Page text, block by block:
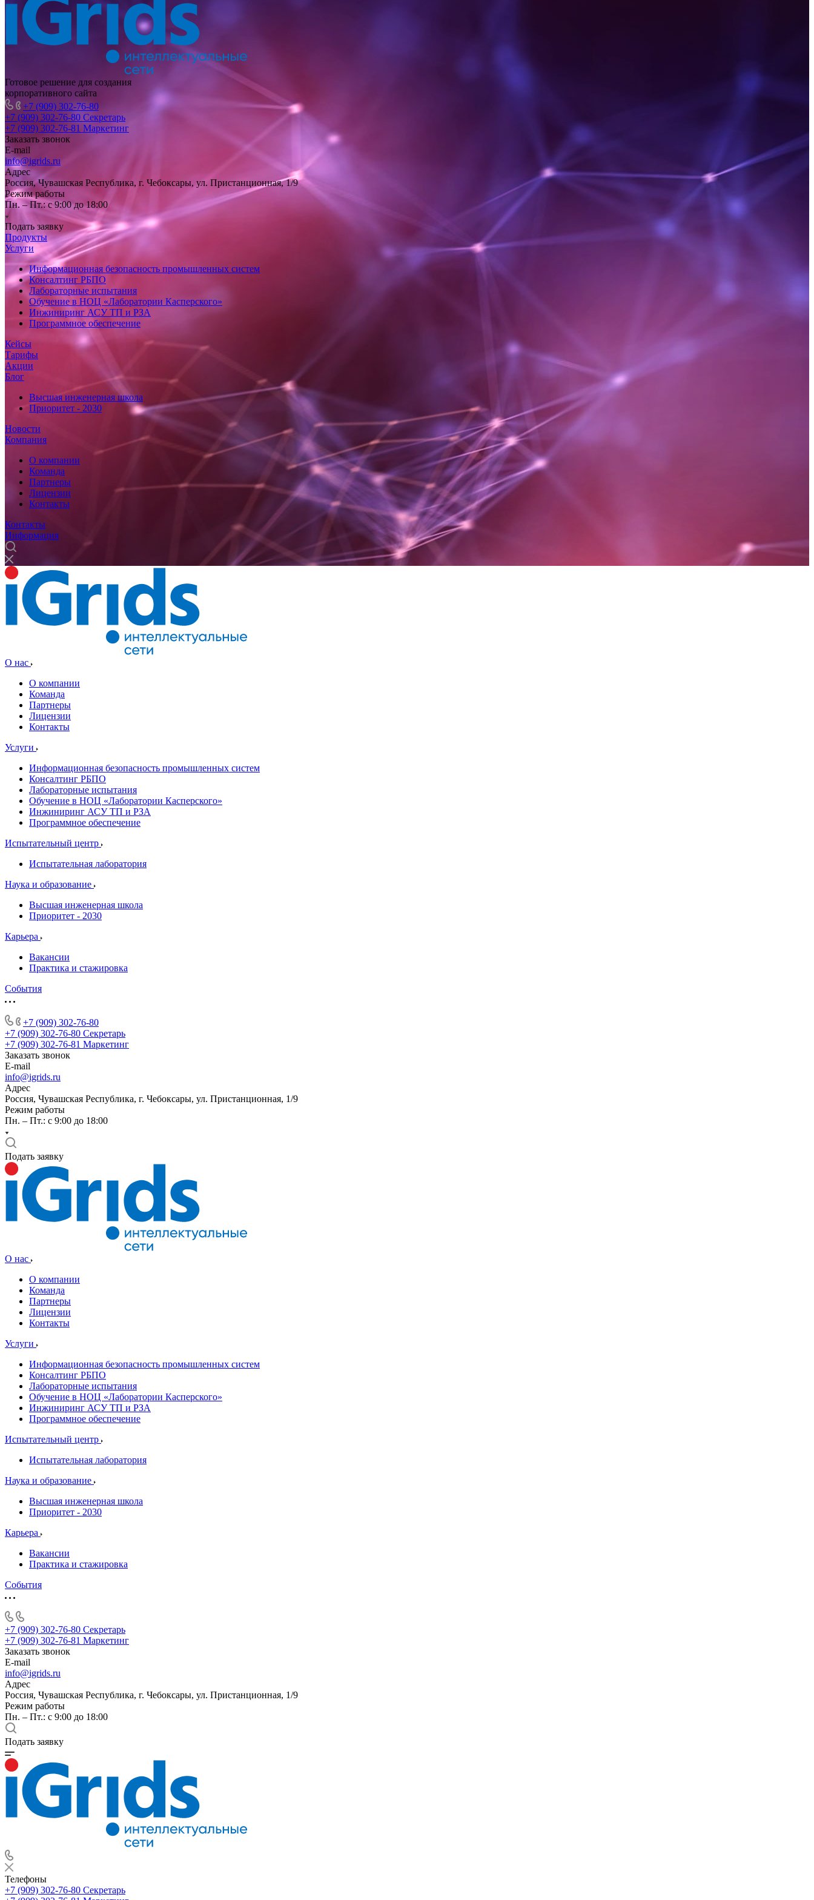
Готовое решение для создания
корпоративного сайта
+7 (909) 302-76-80
+7 (909) 302-76-80 Секретарь
+7 (909) 302-76-81 Маркетинг
Заказать звонок
E-mail
info@igrids.ru
Адрес
Россия, Чувашская Республика, г. Чебоксары, ул. Пристанционная, 1/9
Режим работы
Пн. – Пт.: с 9:00 до 18:00
Подать заявку
Продукты
Услуги
Информационная безопасность промышленных систем
Консалтинг РБПО
Лабораторные испытания
Обучение в НОЦ «Лаборатории Касперского»
Инжиниринг АСУ ТП и РЗА
Программное обеспечение
Кейсы
Тарифы
Акции
Блог
Высшая инженерная школа
Приоритет - 2030
Новости
Компания
О компании
Команда
Партнеры
Лицензии
Контакты
Контакты
Информация
О нас
О компании
Команда
Партнеры
Лицензии
Контакты
Услуги
Информационная безопасность промышленных систем
Консалтинг РБПО
Лабораторные испытания
Обучение в НОЦ «Лаборатории Касперского»
Инжиниринг АСУ ТП и РЗА
Программное обеспечение
Испытательный центр
Испытательная лаборатория
Наука и образование
Высшая инженерная школа
Приоритет - 2030
Карьера
Вакансии
Практика и стажировка
События
+7 (909) 302-76-80
+7 (909) 302-76-80 Секретарь
+7 (909) 302-76-81 Маркетинг
Заказать звонок
E-mail
info@igrids.ru
Адрес
Россия, Чувашская Республика, г. Чебоксары, ул. Пристанционная, 1/9
Режим работы
Пн. – Пт.: с 9:00 до 18:00
Подать заявку
О нас
О компании
Команда
Партнеры
Лицензии
Контакты
Услуги
Информационная безопасность промышленных систем
Консалтинг РБПО
Лабораторные испытания
Обучение в НОЦ «Лаборатории Касперского»
Инжиниринг АСУ ТП и РЗА
Программное обеспечение
Испытательный центр
Испытательная лаборатория
Наука и образование
Высшая инженерная школа
Приоритет - 2030
Карьера
Вакансии
Практика и стажировка
События
+7 (909) 302-76-80 Секретарь
+7 (909) 302-76-81 Маркетинг
Заказать звонок
E-mail
info@igrids.ru
Адрес
Россия, Чувашская Республика, г. Чебоксары, ул. Пристанционная, 1/9
Режим работы
Пн. – Пт.: с 9:00 до 18:00
Подать заявку
Телефоны
+7 (909) 302-76-80 Секретарь